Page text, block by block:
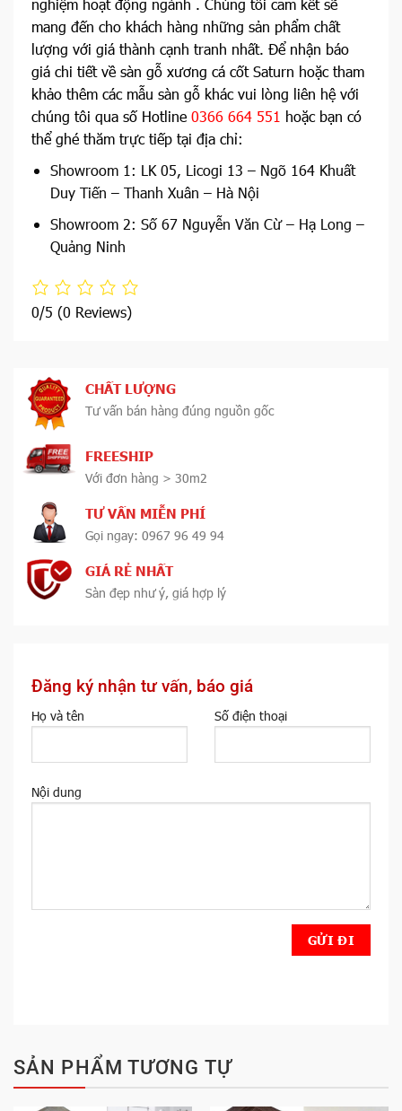
nghiệm hoạt động ngành . Chúng tôi cam kết sẽ
mang đến cho khách hàng những sản phẩm chất
lượng với giá thành cạnh tranh nhất. Để nhận báo
giá chi tiết về sàn gỗ xương cá cốt Saturn hoặc tham
khảo thêm các mẫu sàn gỗ khác vui lòng liên hệ với
chúng tôi qua số Hotline 0366 664 551 hoặc bạn có
thể ghé thăm trực tiếp tại địa chỉ:
Showroom 1: LK 05, Licogi 13 – Ngõ 164 Khuất
Duy Tiến – Thanh Xuân – Hà Nội
Showroom 2: Số 67 Nguyễn Văn Cừ – Hạ Long –
Quảng Ninh
0/5 (0 Reviews)
CHẤT LƯỢNG
Tư vấn bán hàng đúng nguồn gốc
FREESHIP
Với đơn hàng > 30m2
TƯ VẤN MIỄN PHÍ
Gọi ngay: 0967 96 49 94
GIÁ RẺ NHẤT
Sàn đẹp như ý, giá hợp lý
Đăng ký nhận tư vấn, báo giá
Họ và tên Số điện thoại
Nội dung
SẢN PHẨM TƯƠNG TỰ